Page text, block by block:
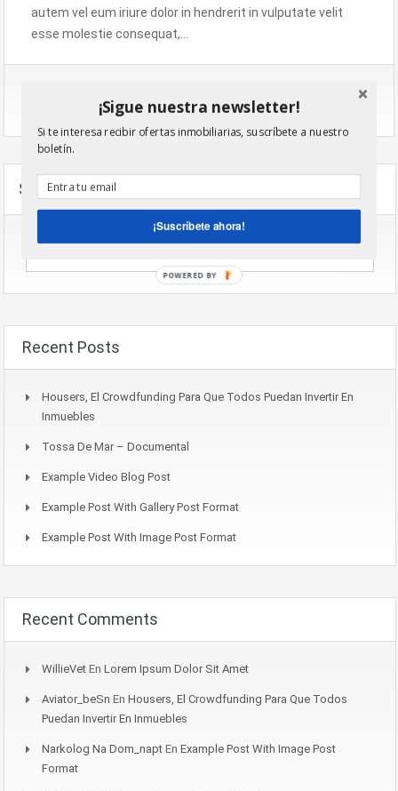
autem vel eum iriure dolor in hendrerit in vulputate velit
esse molestie consequat,…
Administrador Seguir leyendo
Search
Recent Posts
Housers, El Crowdfunding Para Que Todos Puedan Invertir En
Inmuebles
Tossa De Mar – Documental
Example Video Blog Post
Example Post With Gallery Post Format
Example Post With Image Post Format
Recent Comments
WillieVet En Lorem Ipsum Dolor Sit Amet
Aviator_beSn En Housers, El Crowdfunding Para Que Todos
Puedan Invertir En Inmuebles
Narkolog Na Dom_napt En Example Post With Image Post
Format
¡Sigue nuestra newsletter!
Si te interesa recibir ofertas inmobiliarias, suscríbete a nuestro
boletín.
¡Suscríbete ahora!
POWERED BY